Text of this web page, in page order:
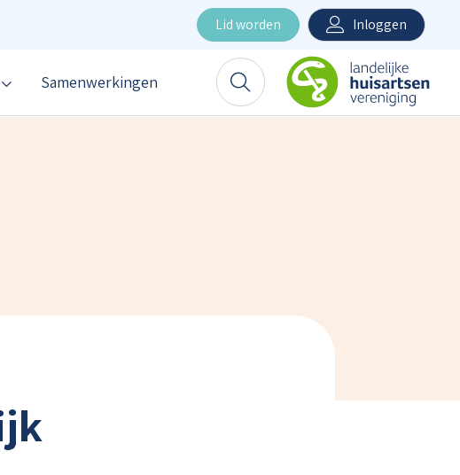
Lid worden Inloggen
Samenwerkingen
Zoeken